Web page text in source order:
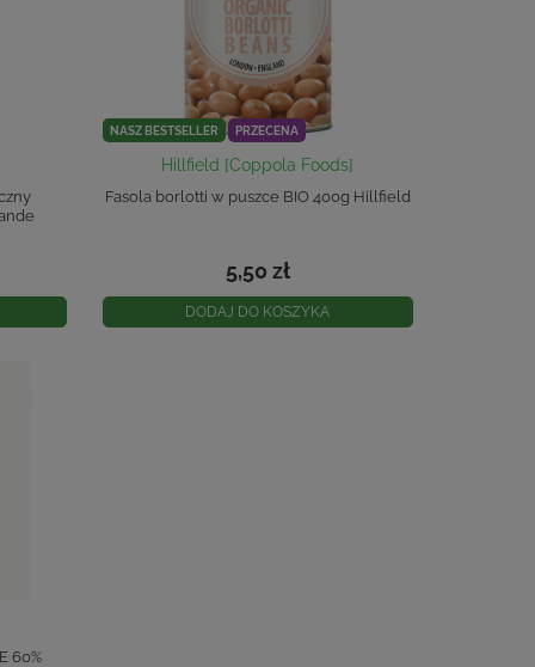
NASZ BESTSELLER PRZECENA
Hillfield [Coppola Foods]
Fasola borlotti w puszce BIO 400g Hillfield
5,50 zł
DODAJ DO KOSZYKA
60%